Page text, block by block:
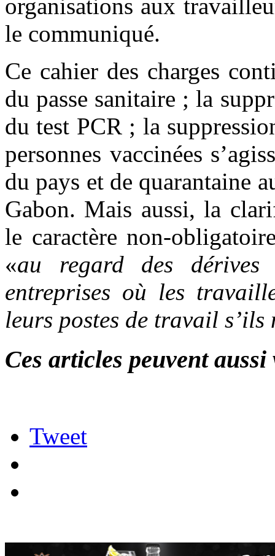
organisations aux
le communiqué.
Ce cahier des charges
du passe sanitaire ; la
du test PCR ; la
personnes vaccinées
du pays et de quarantaine
Gabon. Mais aussi, la
le caractère non-
«au regard des
entreprises où les
leurs postes de travail s’ils
Ces articles peuvent
Tweet